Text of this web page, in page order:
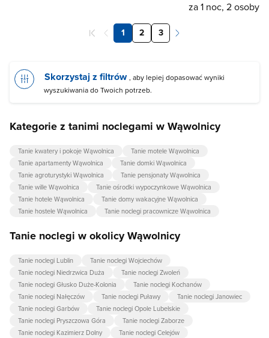
za 1 noc, 2 osoby
1 2 3
Skorzystaj z filtrów , aby lepiej dopasować wyniki
wyszukiwania do Twoich potrzeb.
Kategorie z tanimi noclegami w Wąwolnicy
Tanie kwatery i pokoje Wąwolnica
Tanie motele Wąwolnica
Tanie apartamenty Wąwolnica
Tanie domki Wąwolnica
Tanie agroturystyki Wąwolnica
Tanie pensjonaty Wąwolnica
Tanie wille Wąwolnica
Tanie ośrodki wypoczynkowe Wąwolnica
Tanie hotele Wąwolnica
Tanie domy wakacyjne Wąwolnica
Tanie hostele Wąwolnica
Tanie noclegi pracownicze Wąwolnica
Tanie noclegi w okolicy Wąwolnicy
Tanie noclegi Lublin
Tanie noclegi Wojciechów
Tanie noclegi Niedrzwica Duża
Tanie noclegi Zwoleń
Tanie noclegi Głusko Duże-Kolonia
Tanie noclegi Kochanów
Tanie noclegi Nałęczów
Tanie noclegi Puławy
Tanie noclegi Janowiec
Tanie noclegi Garbów
Tanie noclegi Opole Lubelskie
Tanie noclegi Pryszczowa Góra
Tanie noclegi Zaborze
Tanie noclegi Kazimierz Dolny
Tanie noclegi Celejów